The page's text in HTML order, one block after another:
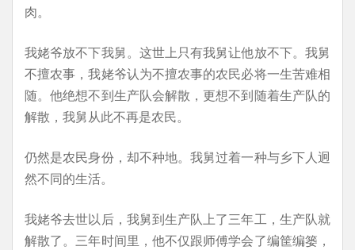
肉。
我姥爷放不下我舅。这世上只有我舅让他放不下。我舅
不擅农事，我姥爷认为不擅农事的农民必将一生苦难相
随。他绝想不到生产队会解散，更想不到随着生产队的
解散，我舅从此不再是农民。
仍然是农民身份，却不种地。我舅过着一种与乡下人迥
然不同的生活。
我姥爷去世以后，我舅到生产队上了三年工，生产队就
解散了。三年时间里，他不仅跟师傅学会了编筐编篓，